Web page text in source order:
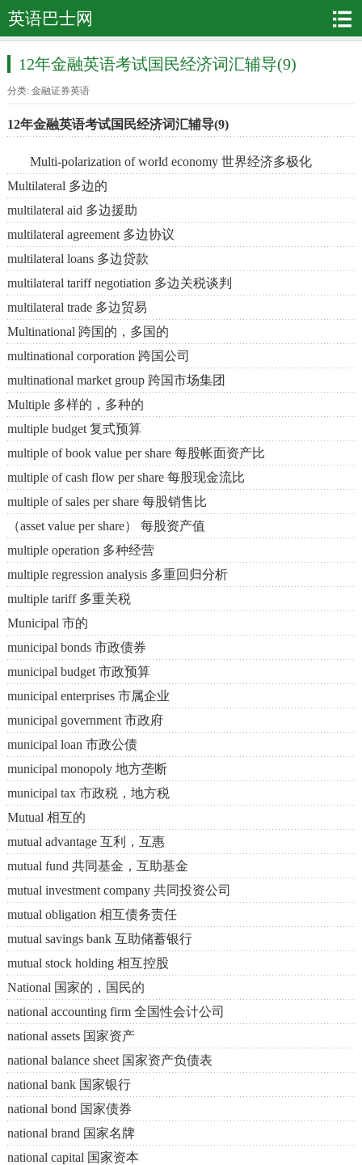
英语巴士网
12年金融英语考试国民经济词汇辅导(9)
分类: 金融证券英语
12年金融英语考试国民经济词汇辅导(9)
Multi-polarization of world economy 世界经济多极化
Multilateral 多边的
multilateral aid 多边援助
multilateral agreement 多边协议
multilateral loans 多边贷款
multilateral tariff negotiation 多边关税谈判
multilateral trade 多边贸易
Multinational 跨国的，多国的
multinational corporation 跨国公司
multinational market group 跨国市场集团
Multiple 多样的，多种的
multiple budget 复式预算
multiple of book value per share 每股帐面资产比
multiple of cash flow per share 每股现金流比
multiple of sales per share 每股销售比
（asset value per share） 每股资产值
multiple operation 多种经营
multiple regression analysis 多重回归分析
multiple tariff 多重关税
Municipal 市的
municipal bonds 市政债券
municipal budget 市政预算
municipal enterprises 市属企业
municipal government 市政府
municipal loan 市政公债
municipal monopoly 地方垄断
municipal tax 市政税，地方税
Mutual 相互的
mutual advantage 互利，互惠
mutual fund 共同基金，互助基金
mutual investment company 共同投资公司
mutual obligation 相互债务责任
mutual savings bank 互助储蓄银行
mutual stock holding 相互控股
National 国家的，国民的
national accounting firm 全国性会计公司
national assets 国家资产
national balance sheet 国家资产负债表
national bank 国家银行
national bond 国家债券
national brand 国家名牌
national capital 国家资本